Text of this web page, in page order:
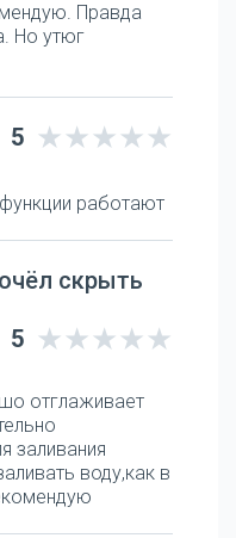
Правда
Но утюг
5
работают
скрыть
5
отглаживает
заливания
воду,как в